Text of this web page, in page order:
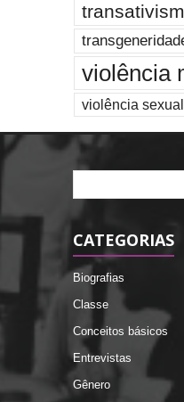
violência
violência sexual
CATEGORIAS
Biografias
Classe
Conceitos básicos
Entrevistas
Gênero